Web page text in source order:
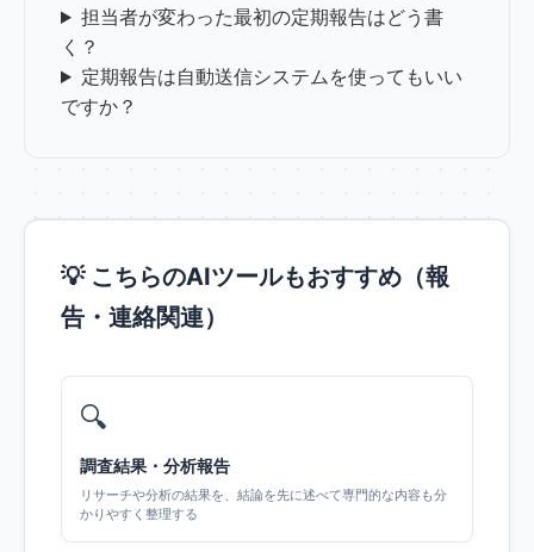
担当者が変わった最初の定期報告はどう書
く？
定期報告は自動送信システムを使ってもいい
ですか？
💡 こちらのAIツールもおすすめ（報
告・連絡関連）
🔍
調査結果・分析報告
リサーチや分析の結果を、結論を先に述べて専門的な内容も分
かりやすく整理する